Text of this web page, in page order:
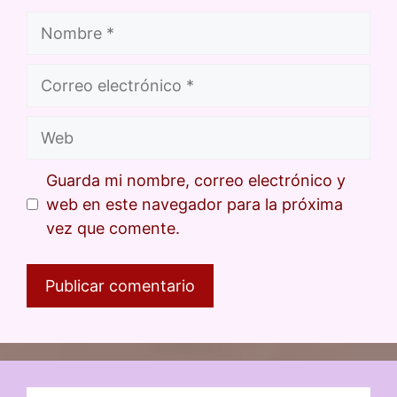
Guarda mi nombre, correo electrónico y
web en este navegador para la próxima
vez que comente.